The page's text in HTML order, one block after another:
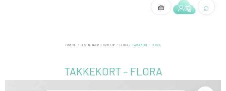
🧺 ⌕
FORSIDE / DESIGNLINJER / BRYLLUP /FLORA / TAKKEKORT – FLORA
TAKKEKORT – FLORA